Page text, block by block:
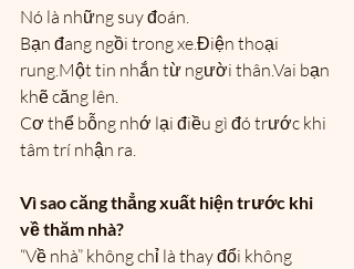
Nó là những suy đoán.
Bạn đang ngồi trong xe.Điện thoại
rung.Một tin nhắn từ người thân.Vai bạn
khẽ căng lên.
Cơ thể bỗng nhớ lại điều gì đó trước khi
tâm trí nhận ra.
Vì sao căng thẳng xuất hiện trước khi
về thăm nhà?
“Về nhà” không chỉ là thay đổi không